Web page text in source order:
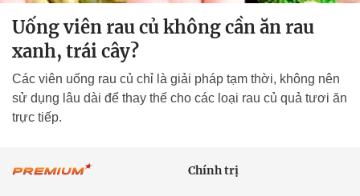
Uống viên rau củ không cần ăn rau
xanh, trái cây?
Các viên uống rau củ chỉ là giải pháp tạm thời, không nên
sử dụng lâu dài để thay thế cho các loại rau củ quả tươi ăn
trực tiếp.
Chính trị